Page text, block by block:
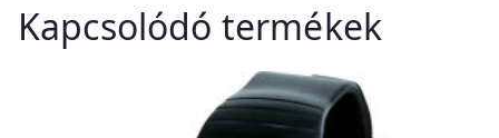
Kapcsolódó termékek